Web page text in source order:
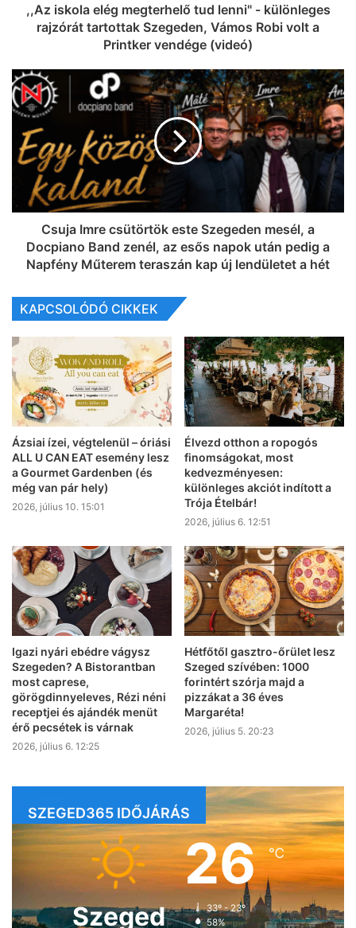
,,Az iskola elég megterhelő tud lenni" - különleges
rajzórát tartottak Szegeden, Vámos Robi volt a
Printker vendége (videó)
Csuja Imre csütörtök este Szegeden mesél, a
Docpiano Band zenél, az esős napok után pedig a
Napfény Műterem teraszán kap új lendületet a hét
KAPCSOLÓDÓ CIKKEK
Ázsiai ízei, végtelenül – óriási
ALL U CAN EAT esemény lesz
a Gourmet Gardenben (és
még van pár hely)
2026, július 10. 15:01
Élvezd otthon a ropogós
finomságokat, most
kedvezményesen:
különleges akciót indított a
Trója Ételbár!
2026, július 6. 12:51
Igazi nyári ebédre vágysz
Szegeden? A Bistorantban
most caprese,
görögdinnyeleves, Rézi néni
receptjei és ajándék menüt
érő pecsétek is várnak
2026, július 6. 12:25
Hétfőtől gasztro-őrület lesz
Szeged szívében: 1000
forintért szórja majd a
pizzákat a 36 éves
Margaréta!
2026, július 5. 20:23
SZEGED365 IDŐJÁRÁS
Szeged
26℃
33º - 23º
58%